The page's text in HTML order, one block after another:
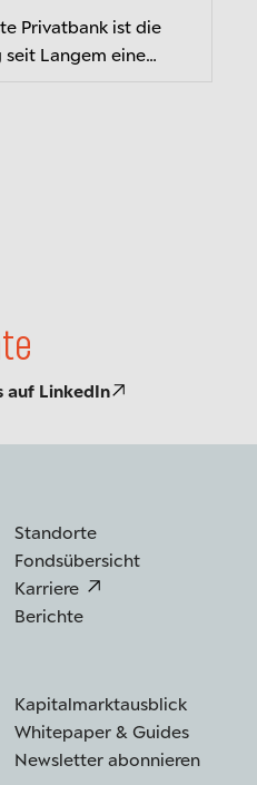
Privatbank ist die
Langem eine
Geschäfts. Wir
auf LinkedIn
Standorte
Fondsübersicht
Karriere
Berichte
Kapitalmarktausblick
Whitepaper & Guides
Newsletter abonnieren